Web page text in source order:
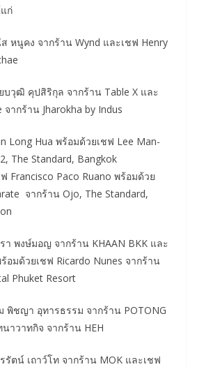
ก่
หนูคง จากร้าน Wynd และเชฟ Henry
บวุฒิ คุปสิริกุล จากร้าน Table X และ
ากร้าน Jharokha by Indus
Long Hua พร้อมด้วยเชฟ Lee Man-
The Standard, Bangkok
Francisco Paco Ruano พร้อมด้วย
จากร้าน Ojo, The Standard,
า พงษ์มอญ จากร้าน KHAAN BKK และ
อมด้วยเชฟ Ricardo Nunes จากร้าน
Phuket Resort
พิชญา อุทารธรรม จากร้าน POTONG
าวาทกิจ จากร้าน HEH
รัตน์ เถาว์โท จากร้าน MOK และเชฟ